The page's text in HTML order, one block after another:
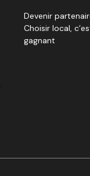
Devenir
Choisir local,
gagnant